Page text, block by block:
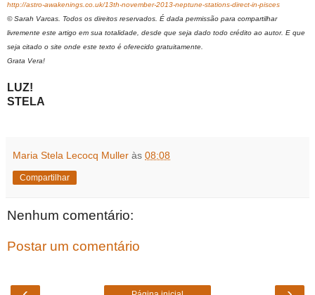
http://astro-awakenings.co.uk/13th-november-2013-neptune-stations-direct-in-pisces
© Sarah Varcas. Todos os direitos reservados. É dada permissão para compartilhar
livremente este artigo em sua totalidade, desde que seja dado todo crédito ao autor. E que
seja citado o site onde este texto é oferecido gratuitamente.
Grata Vera!
LUZ!
STELA
Maria Stela Lecocq Muller às 08:08
Compartilhar
Nenhum comentário:
Postar um comentário